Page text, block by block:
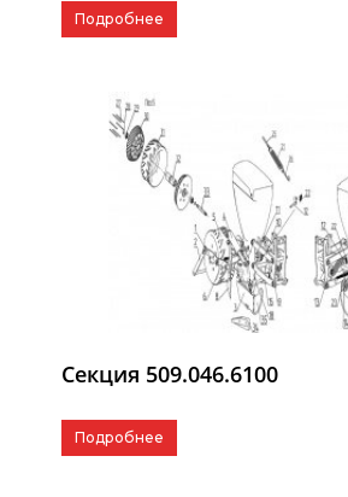
Подробнее
Секция 509.046.6100
Подробнее